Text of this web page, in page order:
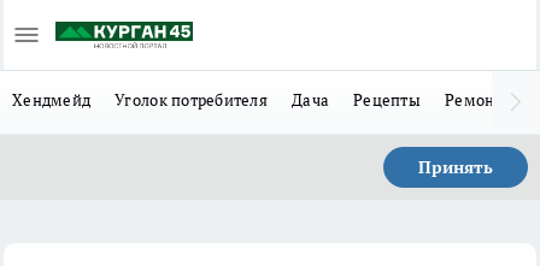
Хендмейд Уголок потребителя Дача Рецепты Ремонт
Принять